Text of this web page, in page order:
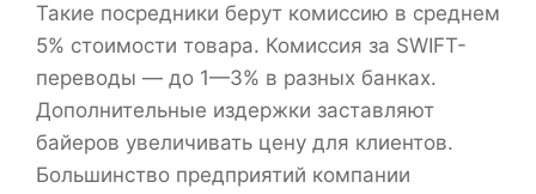
Такие посредники берут комиссию в среднем
5% стоимости товара. Комиссия за SWIFT-
переводы — до 1—3% в разных банках.
Дополнительные издержки заставляют
байеров увеличивать цену для клиентов.
Большинство предприятий компании